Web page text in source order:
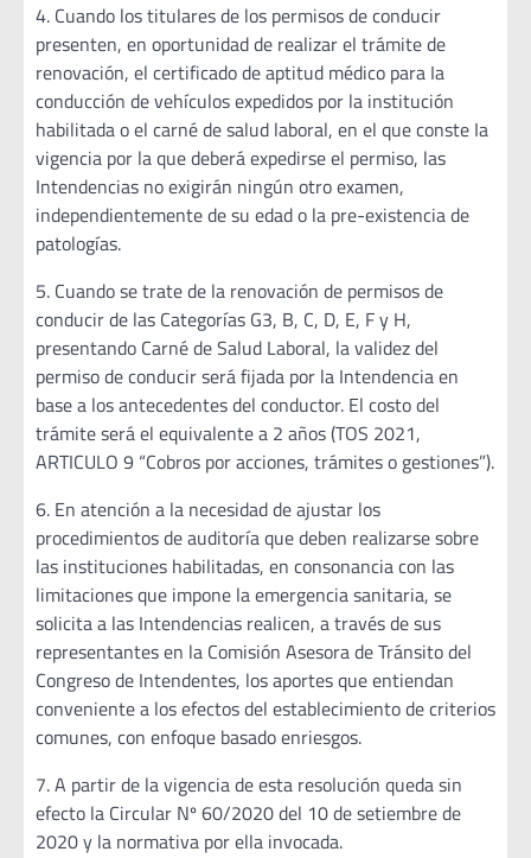
4. Cuando los titulares de los permisos de conducir
presenten, en oportunidad de realizar el trámite de
renovación, el certificado de aptitud médico para Ia
conducción de vehículos expedidos por la institución
habilitada o el carné de salud laboral, en el que conste Ia
vigencia por la que deberá expedirse el permiso, las
Intendencias no exigirán ningún otro examen,
independientemente de su edad o la pre-existencia de
patologías.
5. Cuando se trate de la renovación de permisos de
conducir de las Categorías G3, B, C, D, E, F y H,
presentando Carné de Salud Laboral, la validez del
permiso de conducir será fijada por la Intendencia en
base a los antecedentes del conductor. El costo del
trámite será el equivalente a 2 años (TOS 2021,
ARTICULO 9 “Cobros por acciones, trámites o gestiones”).
6. En atención a la necesidad de ajustar los
procedimientos de auditoría que deben realizarse sobre
las instituciones habilitadas, en consonancia con las
limitaciones que impone la emergencia sanitaria, se
solicita a las Intendencias realicen, a través de sus
representantes en la Comisión Asesora de Tránsito del
Congreso de Intendentes, los aportes que entiendan
conveniente a los efectos del establecimiento de criterios
comunes, con enfoque basado enriesgos.
7. A partir de la vigencia de esta resolución queda sin
efecto la Circular Nº 60/2020 del 10 de setiembre de
2020 y la normativa por ella invocada.